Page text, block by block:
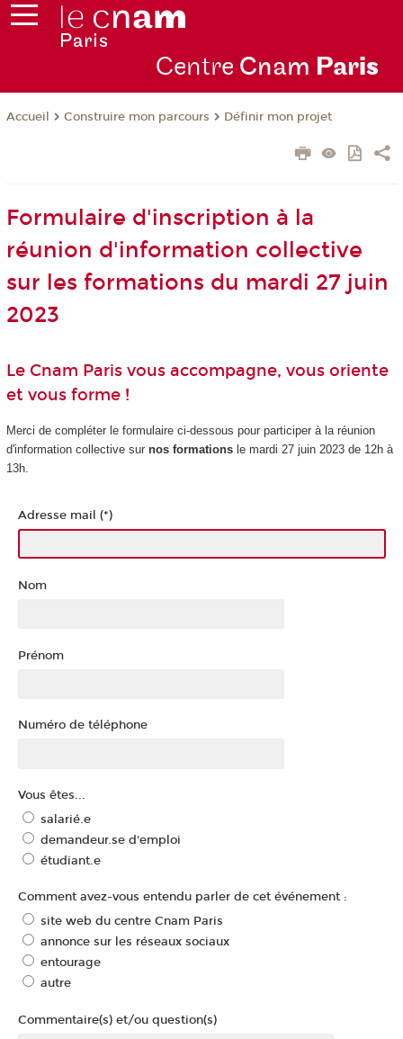
Centre Cnam Paris
Accueil Construire mon parcours Définir mon projet
Formulaire d'inscription à la
réunion d'information collective
sur les formations du mardi 27 juin
2023
Le Cnam Paris vous accompagne, vous oriente
et vous forme !
Merci de compléter le formulaire ci-dessous pour participer à la réunion
d'information collective sur nos formationsle mardi 27 juin 2023 de 12h à
13h.
Adresse mail (*)
Nom
Prénom
Numéro de téléphone
Vous êtes...
salarié.e
demandeur.se d'emploi
étudiant.e
Comment avez-vous entendu parler de cet événement :
site web du centre Cnam Paris
annonce sur les réseaux sociaux
entourage
autre
Commentaire(s) et/ou question(s)